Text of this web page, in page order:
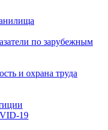
по зарубежным
и охрана труда